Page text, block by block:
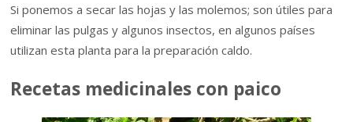
Si ponemos a secar las hojas y las molemos; son útiles para
eliminar las pulgas y algunos insectos, en algunos países
utilizan esta planta para la preparación caldo.
Recetas medicinales con paico